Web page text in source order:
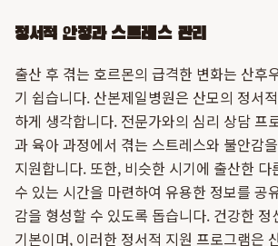
정서적 안정과 스트레스 관리
출산 후 겪는 호르몬의 급격한 변화는 산후
기 쉽습니다. 산본제일병원은 산모의 정서
하게 생각합니다. 전문가와의 심리 상담 프
과 육아 과정에서 겪는 스트레스와 불안감
지원합니다. 또한, 비슷한 시기에 출산한
수 있는 시간을 마련하여 유용한 정보를 공
감을 형성할 수 있도록 돕습니다. 건강한 정
기본이며, 이러한 정서적 지원 프로그램은